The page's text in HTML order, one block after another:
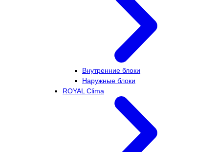
Внутренние блоки
Наружные блоки
ROYAL Clima